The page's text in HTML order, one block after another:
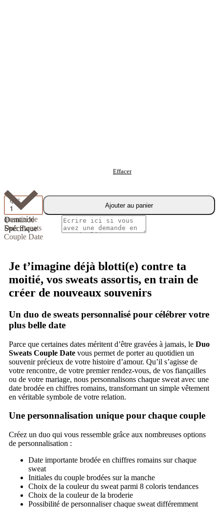
Effacer
Demande
Spécifique
QTÉ
quantité de
Duo Sweats
Couple Date
Ajouter au panier
Je t’imagine déjà blotti(e) contre ta
moitié, vos sweats assortis, en train de
créer de nouveaux souvenirs
Un duo de sweats personnalisé pour célébrer votre
plus belle date
Parce que certaines dates méritent d’être gravées à jamais, le Duo
Sweats Couple Date vous permet de porter au quotidien un
souvenir précieux de votre histoire d’amour. Qu’il s’agisse de
votre rencontre, de votre premier rendez-vous, de vos fiançailles
ou de votre mariage, nous personnalisons chaque sweat avec une
date brodée en chiffres romains, transformant un simple vêtement
en véritable symbole de votre relation.
Une personnalisation unique pour chaque couple
Créez un duo qui vous ressemble grâce aux nombreuses options
de personnalisation :
Date importante brodée en chiffres romains sur chaque
sweat
Initiales du couple brodées sur la manche
Choix de la couleur du sweat parmi 8 coloris tendances
Choix de la couleur de la broderie
Possibilité de personnaliser chaque sweat différemment